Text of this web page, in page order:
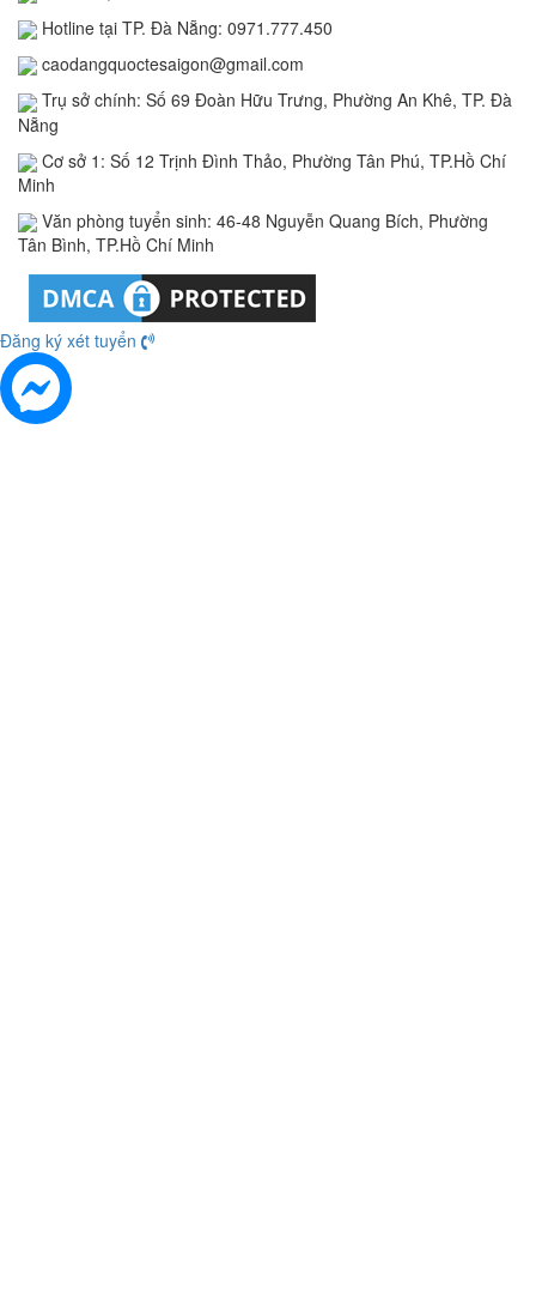
Hotline tại TP. Đà Nẵng: 0971.777.450
caodangquoctesaigon@gmail.com
Trụ sở chính: Số 69 Đoàn Hữu Trưng, Phường An Khê, TP. Đà
Nẵng
Cơ sở 1: Số 12 Trịnh Đình Thảo, Phường Tân Phú, TP.Hồ Chí
Minh
Văn phòng tuyển sinh: 46-48 Nguyễn Quang Bích, Phường
Tân Bình, TP.Hồ Chí Minh
Đăng ký xét tuyển